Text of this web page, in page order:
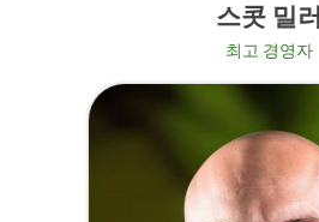
스콧 밀러
최고 경영자